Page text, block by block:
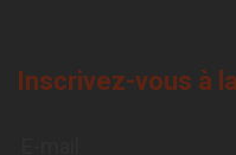
Inscrivez-vous à